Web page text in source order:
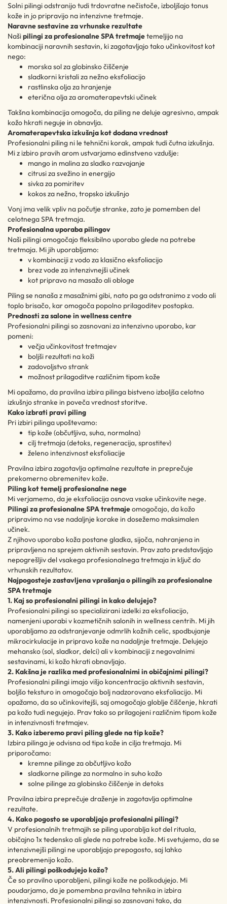
Solni pilingi odstranijo tudi trdovratne nečistoče, izboljšajo tonus
kože in jo pripravijo na intenzivne tretmaje.
Naravne sestavine za vrhunske rezultate
Našipilingi za profesionalne SPA tretmajetemeljijo na
kombinaciji naravnih sestavin, ki zagotavljajo tako učinkovitost kot
nego:
morska sol za globinsko čiščenje
sladkorni kristali za nežno eksfoliacijo
rastlinska olja za hranjenje
eterična olja za aromaterapevtski učinek
Takšna kombinacija omogoča, da piling ne deluje agresivno, ampak
kožo hkrati neguje in obnavlja.
Aromaterapevtska izkušnja kot dodana vrednost
Profesionalni piling ni le tehnični korak, ampak tudi čutna izkušnja.
Mi z izbiro pravih arom ustvarjamo edinstveno vzdušje:
mango in malina za sladko razvajanje
citrusi za svežino in energijo
sivka za pomiritev
kokos za nežno, tropsko izkušnjo
Vonj ima velik vpliv na počutje stranke, zato je pomemben del
celotnega SPA tretmaja.
Profesionalna uporaba pilingov
Naši pilingi omogočajo fleksibilno uporabo glede na potrebe
tretmaja. Mi jih uporabljamo:
v kombinaciji z vodo za klasično eksfoliacijo
brez vode za intenzivnejši učinek
kot pripravo na masažo ali obloge
Piling se nanaša z masažnimi gibi, nato pa ga odstranimo z vodo ali
toplo brisačo, kar omogoča popolno prilagoditev postopka.
Prednosti za salone in wellness centre
Profesionalni pilingi so zasnovani za intenzivno uporabo, kar
pomeni:
večja učinkovitost tretmajev
boljši rezultati na koži
zadovoljstvo strank
možnost prilagoditve različnim tipom kože
Mi opažamo, da pravilna izbira pilinga bistveno izboljša celotno
izkušnjo stranke in poveča vrednost storitve.
Kako izbrati pravi piling
Pri izbiri pilinga upoštevamo:
tip kože (občutljiva, suha, normalna)
cilj tretmaja (detoks, regeneracija, sprostitev)
želeno intenzivnost eksfoliacije
Pravilna izbira zagotavlja optimalne rezultate in preprečuje
prekomerno obremenitev kože.
Piling kot temelj profesionalne nege
Mi verjamemo, da je eksfoliacija osnova vsake učinkovite nege.
Pilingi za profesionalne SPA tretmajeomogočajo, da kožo
pripravimo na vse nadaljnje korake in dosežemo maksimalen
učinek.
Z njihovo uporabo koža postane gladka, sijoča, nahranjena in
pripravljena na sprejem aktivnih sestavin. Prav zato predstavljajo
nepogrešljiv del vsakega profesionalnega tretmaja in ključ do
vrhunskih rezultatov.
Najpogosteje zastavljena vprašanja o pilingih za profesionalne
SPA tretmaje
1. Kaj so profesionalni pilingi in kako delujejo?
Profesionalni pilingi so specializirani izdelki za eksfoliacijo,
namenjeni uporabi v kozmetičnih salonih in wellness centrih. Mi jih
uporabljamo za odstranjevanje odmrlih kožnih celic, spodbujanje
mikrocirkulacije in pripravo kože na nadaljnje tretmaje. Delujejo
mehansko (sol, sladkor, delci) ali v kombinaciji z negovalnimi
sestavinami, ki kožo hkrati obnavljajo.
2. Kakšna je razlika med profesionalnimi in običajnimi pilingi?
Profesionalni pilingi imajo višjo koncentracijo aktivnih sestavin,
boljšo teksturo in omogočajo bolj nadzorovano eksfoliacijo. Mi
opažamo, da so učinkovitejši, saj omogočajo globlje čiščenje, hkrati
pa kožo tudi negujejo. Prav tako so prilagojeni različnim tipom kože
in intenzivnosti tretmajev.
3. Kako izberemo pravi piling glede na tip kože?
Izbira pilinga je odvisna od tipa kože in cilja tretmaja. Mi
priporočamo:
kremne pilinge za občutljivo kožo
sladkorne pilinge za normalno in suho kožo
solne pilinge za globinsko čiščenje in detoks
Pravilna izbira preprečuje draženje in zagotavlja optimalne
rezultate.
4. Kako pogosto se uporabljajo profesionalni pilingi?
V profesionalnih tretmajih se piling uporablja kot del rituala,
običajno 1x tedensko ali glede na potrebe kože. Mi svetujemo, da se
intenzivnejši pilingi ne uporabljajo prepogosto, saj lahko
preobremenijo kožo.
5. Ali pilingi poškodujejo kožo?
Če so pravilno uporabljeni, pilingi kože ne poškodujejo. Mi
poudarjamo, da je pomembna pravilna tehnika in izbira
intenzivnosti. Profesionalni pilingi so zasnovani tako, da